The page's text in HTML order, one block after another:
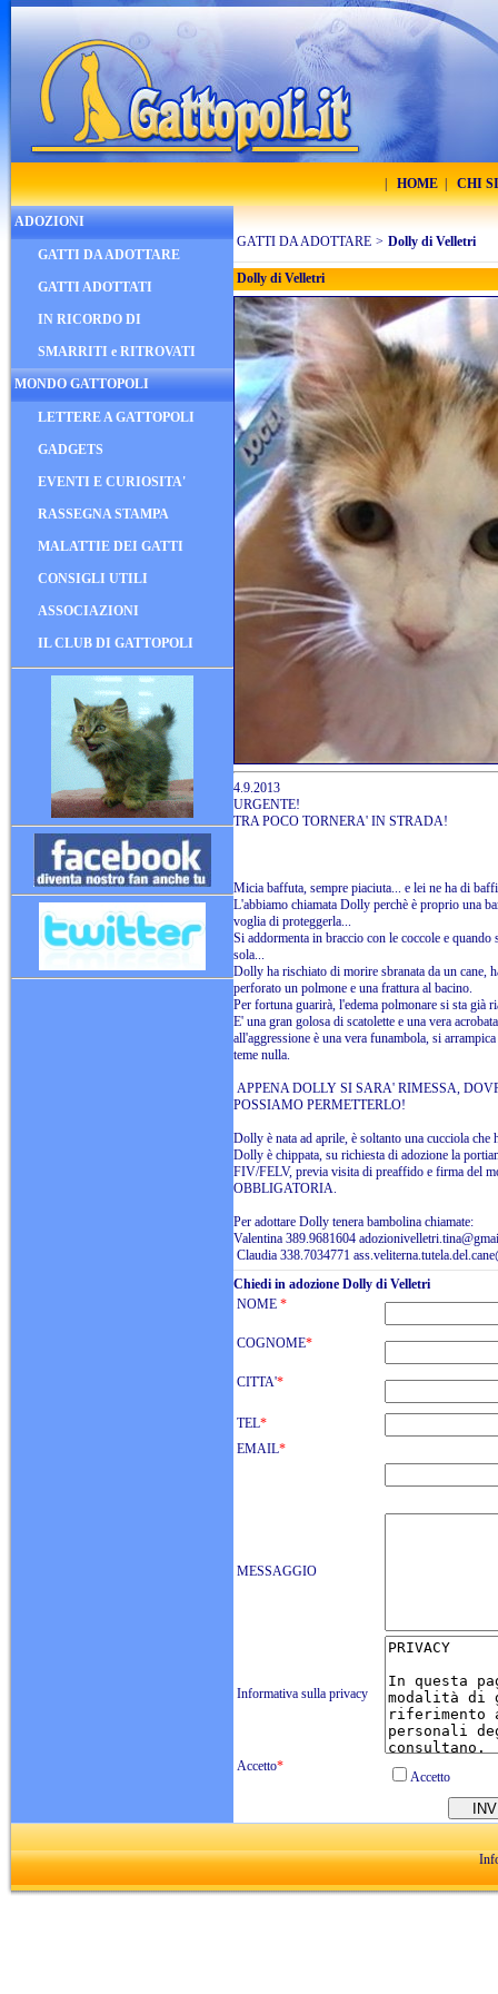
HOME CHI
ADOZIONI
GATTI DA ADOTTARE
GATTI ADOTTATI
IN RICORDO DI
SMARRITI e RITROVATI
MONDO GATTOPOLI
LETTERE A GATTOPOLI
GADGETS
EVENTI E CURIOSITA'
RASSEGNA STAMPA
MALATTIE DEI GATTI
CONSIGLI UTILI
ASSOCIAZIONI
IL CLUB DI GATTOPOLI
GATTI DA ADOTTARE > Dolly di Velletri
Dolly di Velletri
4.9.2013
URGENTE!
TRA POCO TORNERA' IN STRADA!
Micia baffuta, sempre piaciuta... e lei ne ha di
L'abbiamo chiamata Dolly perchè è proprio una
voglia di proteggerla...
Si addormenta in braccio con le coccole e
sola...
Dolly ha rischiato di morire sbranata da un cane,
perforato un polmone e una frattura al bacino.
Per fortuna guarirà, l'edema polmonare si sta già
E' una gran golosa di scatolette e una vera
all'aggressione è una vera funambola, si
teme nulla.
APPENA DOLLY SI SARA' RIMESSA,
POSSIAMO PERMETTERLO!
Dolly è nata ad aprile, è soltanto una cucciola che
Dolly è chippata, su richiesta di adozione la
FIV/FELV, previa visita di preaffido e firma del
OBBLIGATORIA.
Per adottare Dolly tenera bambolina chiamate:
Valentina 389.9681604
Claudia 338.7034771
Chiedi in adozione Dolly di Velletri
NOME *
COGNOME*
CITTA'*
TEL*
EMAIL*
MESSAGGIO
Informativa sulla privacy
Accetto*
Accetto